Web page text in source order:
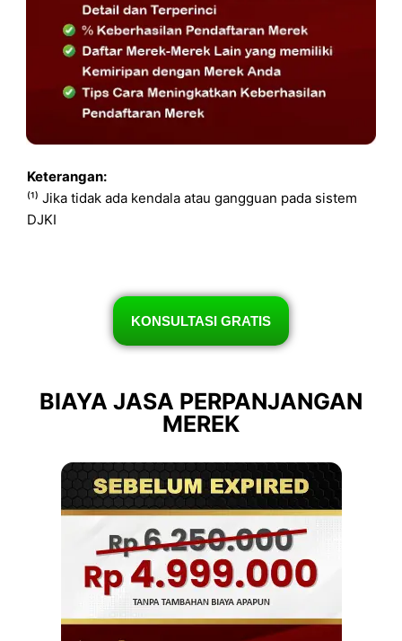
Keterangan:
⁽¹⁾ Jika tidak ada kendala atau gangguan pada sistem
DJKI
KONSULTASI GRATIS
BIAYA JASA PERPANJANGAN
MEREK